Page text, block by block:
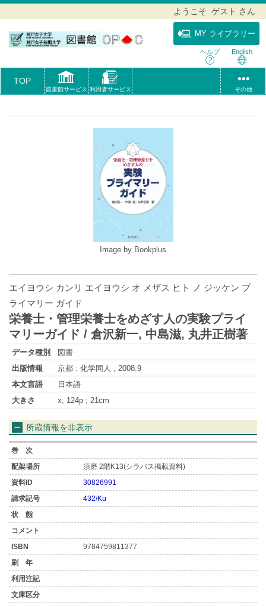
ようこそ ゲスト さん
MY ライブラリー
ヘルプ English
TOP
図書館サービス 利用者サービス その他
Image by Bookplus
エイヨウシ カンリ エイヨウシ オ メザス ヒト ノ ジッケン プ
ライマリー ガイド
栄養士・管理栄養士をめざす人の実験プライ
マリーガイド / 倉沢新一, 中島滋, 丸井正樹著
データ種別
図書
出版情報
京都 : 化学同人 , 2008.9
本文言語
日本語
大きさ
x, 124p ; 21cm
所蔵情報を非表示
須磨 2階K13(シラバス掲載資料)
30826991
432/Ku
9784759811377